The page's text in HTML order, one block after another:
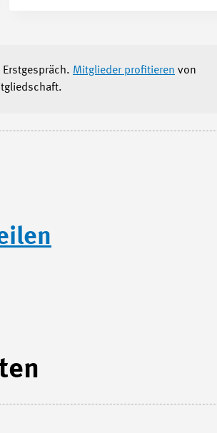
Mitglieder profitieren von